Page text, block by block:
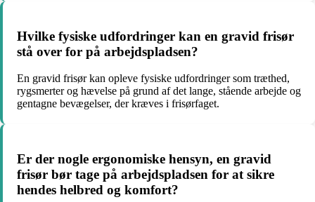
Hvilke fysiske udfordringer kan en gravid frisør
stå over for på arbejdspladsen?
En gravid frisør kan opleve fysiske udfordringer som træthed,
rygsmerter og hævelse på grund af det lange, stående arbejde og
gentagne bevægelser, der kræves i frisørfaget.
Er der nogle ergonomiske hensyn, en gravid
frisør bør tage på arbejdspladsen for at sikre
hendes helbred og komfort?